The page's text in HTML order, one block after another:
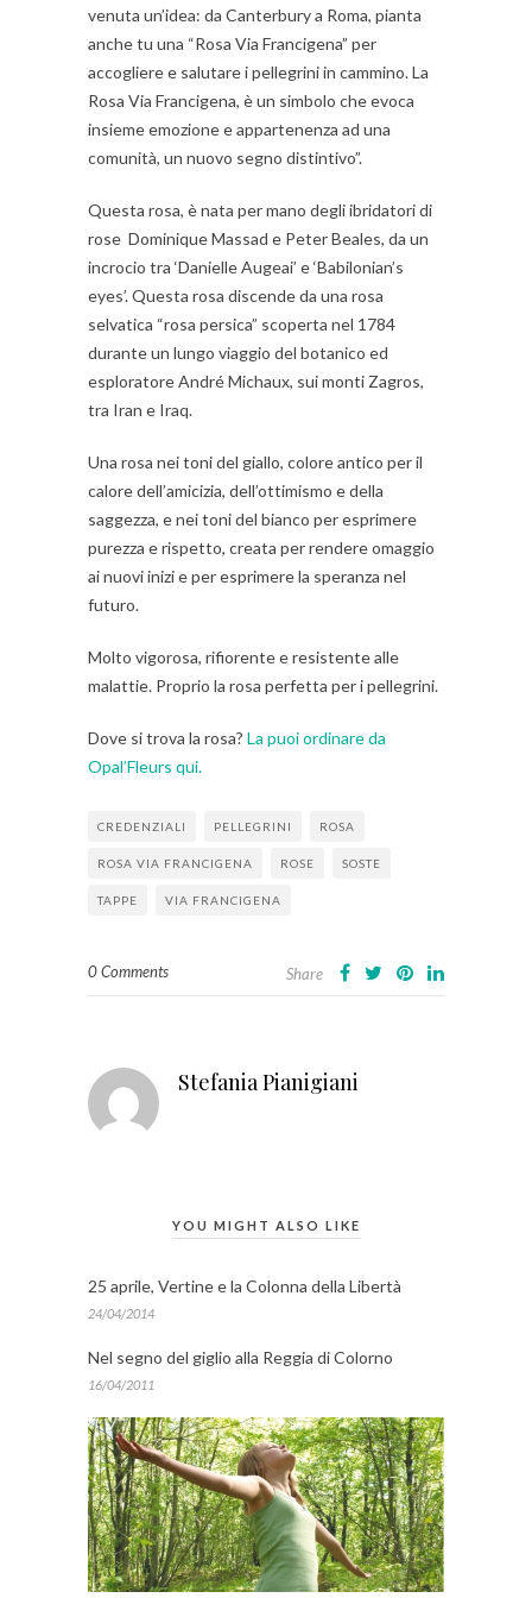
venuta un’idea: da Canterbury a Roma, pianta
anche tu una “Rosa Via Francigena” per
accogliere e salutare i pellegrini in cammino. La
Rosa Via Francigena, èun simbolo che evoca
insieme emozione e appartenenza ad una
comunità, un nuovo segno distintivo”.
Questa rosa, è nata per mano degli ibridatori di
rose Dominique Massad e Peter Beales, da un
incrocio tra ‘Danielle Augeai’ e ‘Babilonian’s
eyes’. Questa rosa discende da una rosa
selvatica “rosa persica” scoperta nel 1784
durante un lungo viaggio del botanico ed
esploratore André Michaux, sui monti Zagros,
tra Iran e Iraq.
Una rosa nei toni del giallo, colore antico per il
calore dell’amicizia, dell’ottimismo e della
saggezza, e nei toni del bianco per esprimere
purezza e rispetto, creata per rendere omaggio
ai nuovi inizi e per esprimere la speranza nel
futuro.
Molto vigorosa, rifiorente e resistente alle
malattie. Proprio la rosa perfetta per i pellegrini.
Dove si trova la rosa? La puoi ordinare da
Opal’Fleurs qui.
CREDENZIALI PELLEGRINI ROSA
ROSA VIA FRANCIGENA ROSE SOSTE
TAPPE VIA FRANCIGENA
0 Comments Share
Stefania Pianigiani
YOU MIGHT ALSO LIKE
25 aprile, Vertine e la Colonna della Libertà
24/04/2014
Nel segno del giglio alla Reggia di Colorno
16/04/2011